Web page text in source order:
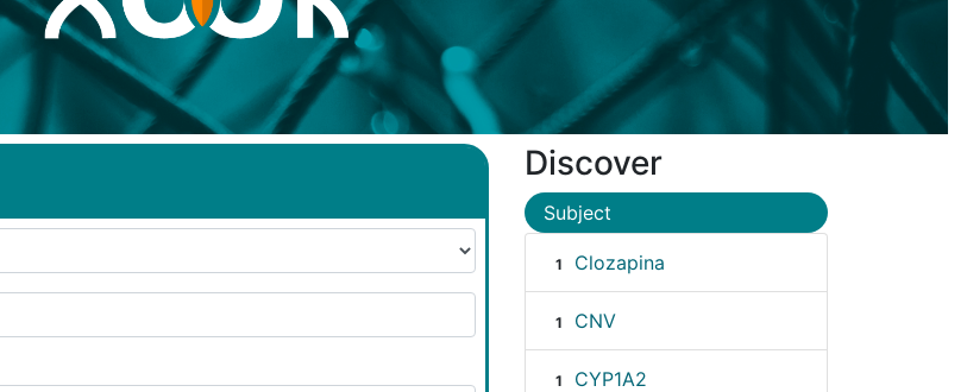
Discover
Subject
1 Clozapina
1 CNV
1 CYP1A2